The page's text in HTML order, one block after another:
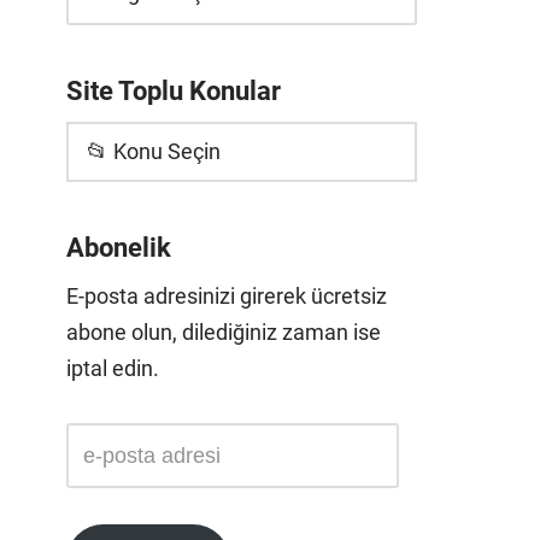
Site Toplu Konular
📂 Konu Seçin
Abonelik
E-posta adresinizi girerek ücretsiz
abone olun, dilediğiniz zaman ise
iptal edin.